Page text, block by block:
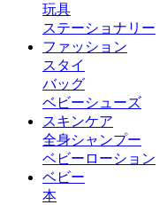
玩具
ステーショナリー
ファッション
スタイ
バッグ
ベビーシューズ
スキンケア
全身シャンプー
ベビーローション
ベビー
本